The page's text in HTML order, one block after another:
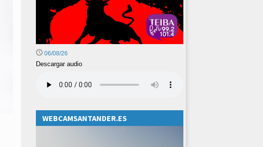
06/08/26
Descargar audio
WEBCAMSANTANDER.ES